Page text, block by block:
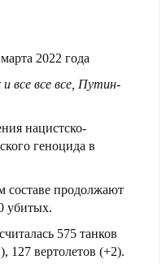
все все все, Путин-
нацистско-
геноцида в
составе продолжают
убитых.
575 танков
127 вертолетов (+2).